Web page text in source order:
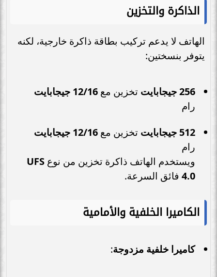
الذاكرة والتخزين
الهاتف لا يدعم تركيب بطاقة ذاكرة خارجية، لكنه
يتوفر بنسختين:
256 جيجابايت تخزين مع 12/16 جيجابايت
رام
512 جيجابايت
تخزين مع 12/16 جيجابايت
رام
ويستخدم الهاتف ذاكرة تخزين من نوع UFS
4.0 فائق السرعة.
الكاميرا الخلفية والأمامية
كاميرا خلفية مزدوجة: